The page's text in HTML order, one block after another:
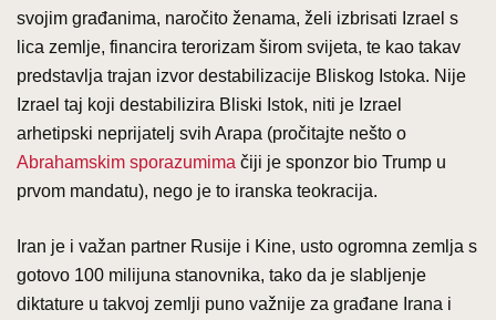
svojim građanima, naročito ženama, želi izbrisati Izrael s
lica zemlje, financira terorizam širom svijeta, te kao takav
predstavlja trajan izvor destabilizacije Bliskog Istoka. Nije
Izrael taj koji destabilizira Bliski Istok, niti je Izrael
arhetipski neprijatelj svih Arapa (pročitajte nešto o
Abrahamskim sporazumima čiji je sponzor bio Trump u
prvom mandatu), nego je to iranska teokracija.
Iran je i važan partner Rusije i Kine, usto ogromna zemlja s
gotovo 100 milijuna stanovnika, tako da je slabljenje
diktature u takvoj zemlji puno važnije za građane Irana i